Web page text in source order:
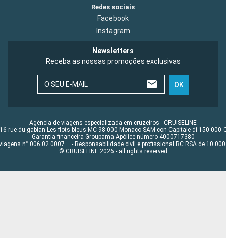
Redes sociais
Facebook
Instagram
Newsletters
Receba as nossas promoções exclusivas
O SEU E-MAIL OK
Agência de viagens especializada em cruzeiros - CRUISELINE
16 rue du gabian Les flots bleus MC 98 000 Monaco SAM con Capitale di 150 000 €
Garantia financeira Groupama Apólice número 4000717380
n° 006 02 0007 – - Responsabilidade civil e profissional RC RSA de 10 000
© CRUISELINE 2026 - all rights reserved